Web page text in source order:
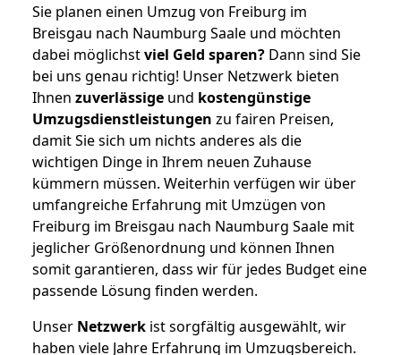
Sie planen einen Umzug von Freiburg im
Breisgau nach Naumburg Saale und möchten
dabei möglichstviel Geld sparen? Dann sind Sie
bei uns genau richtig! Unser Netzwerk bieten
Ihnen zuverlässige und kostengünstige
Umzugsdienstleistungen zu fairen Preisen,
damit Sie sich um nichts anderes als die
wichtigen Dinge in Ihrem neuen Zuhause
kümmern müssen. Weiterhin verfügen wir über
umfangreiche Erfahrung mit Umzügen von
Freiburg im Breisgau nach Naumburg Saale mit
jeglicher Größenordnung und können Ihnen
somit garantieren, dass wir für jedes Budget eine
passende Lösung finden werden.
Unser Netzwerk ist sorgfältig ausgewählt, wir
haben viele Jahre Erfahrung im Umzugsbereich.